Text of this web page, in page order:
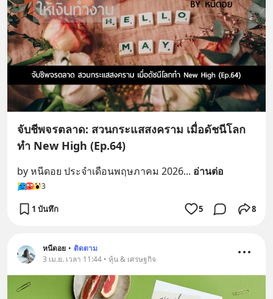
จับชีพจรตลาด: สวนกระแสสงคราม เมื่อดัชนีโลก
ทำ New High (Ep.64)
by หนีดอย ประจำเดือนพฤษภาคม 2026... อ่านต่อ
3
1 บันทึก 5 8
หนีดอย • ติดตาม
3 เม.ย. เวลา 11:44 • หุ้น & เศรษฐกิจ